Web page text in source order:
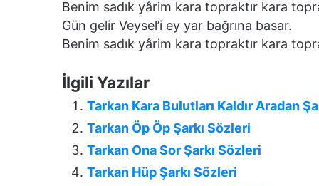
Benim sadık yârim kara topraktır kara
Gün gelir Veysel’i ey yar bağrına basar.
Benim sadık yârim kara topraktır kara
İlgili Yazılar
Tarkan Kara Bulutları Kaldır Aradan
Tarkan Öp Öp Şarkı Sözleri
Tarkan Ona Sor Şarkı Sözleri
Tarkan Hüp Şarkı Sözleri